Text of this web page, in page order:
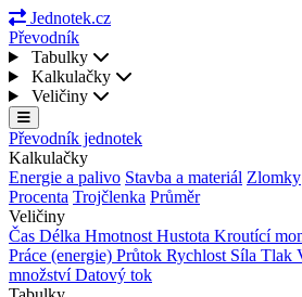
Jednotek.cz
Převodník
Tabulky
Kalkulačky
Veličiny
Převodník jednotek
Kalkulačky
Energie a palivo Stavba a materiál Zlomky
Procenta Trojčlenka Průměr
Veličiny
Čas Délka Hmotnost Hustota Kroutící
Práce (energie) Průtok Rychlost Síla Tlak
množstvíDatový tok